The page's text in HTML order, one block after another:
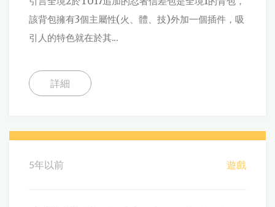
該背包擁有3個主屬性(火、體、技)外加一個插件，吸
引人的特色就在於其...
詳細
5年以前 遊戲